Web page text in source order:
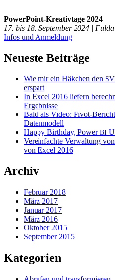
PowerPoint-Kreativtage 2024
17. bis 18. September 2024 | Fulda
Infos und Anmeldung
Neueste Beiträge
Wie mir ein Häkchen den
erspart
In Excel 2016 liefern
Ergebnisse
Bald als Video: Pivot-
Datenmodell
Happy Birthday, PowerBI
Vereinfachte Verwaltung
von Excel 2016
Archiv
Februar 2018
März 2017
Januar 2017
März 2016
Oktober 2015
September 2015
Kategorien